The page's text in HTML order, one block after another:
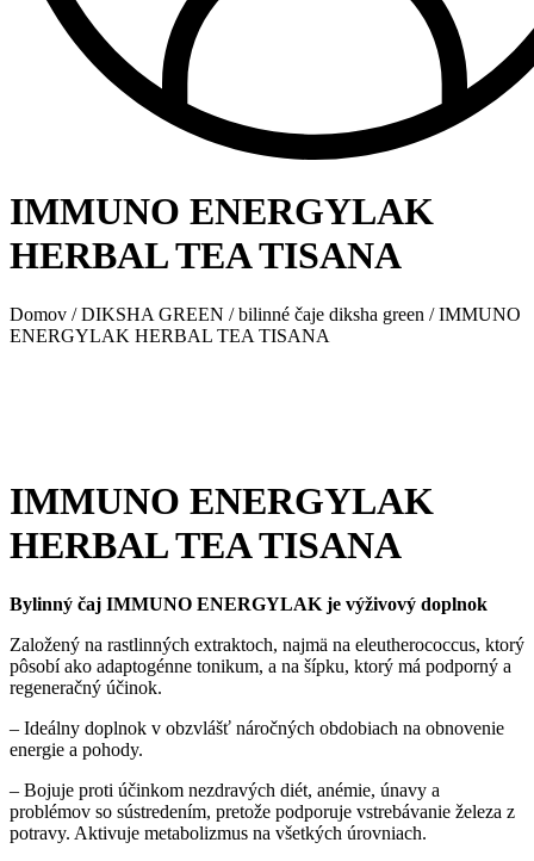
IMMUNO ENERGYLAK
HERBAL TEA TISANA
Domov /DIKSHA GREEN /bilinné čaje diksha green / IMMUNO
ENERGYLAK HERBAL TEA TISANA
IMMUNO ENERGYLAK
HERBAL TEA TISANA
Bylinný čaj IMMUNO ENERGYLAK je výživový doplnok
Založený na rastlinných extraktoch, najmä na eleutherococcus, ktorý
pôsobí ako adaptogénne tonikum, a na šípku, ktorý má podporný a
regeneračný účinok.
– Ideálny doplnok v obzvlášť náročných obdobiach na obnovenie
energie a pohody.
– Bojuje proti účinkom nezdravých diét, anémie, únavy a
problémov so sústredením, pretože podporuje vstrebávanie železa z
potravy. Aktivuje metabolizmus na všetkých úrovniach.